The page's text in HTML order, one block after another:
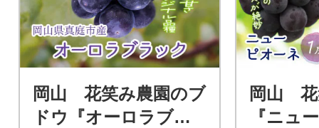
岡山 花笑み農園のブ
ドウ『オーロラブラ
岡山 花
『ニュ